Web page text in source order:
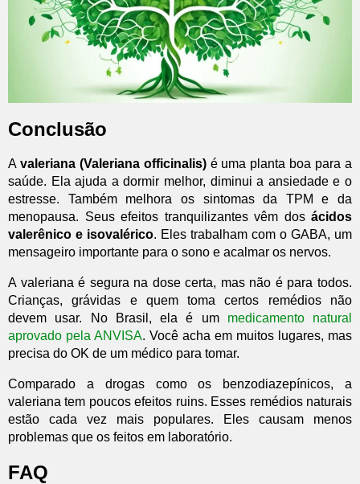
Conclusão
A valeriana (Valeriana officinalis)é uma planta boa para a
saúde. Ela ajuda a dormir melhor, diminui a ansiedade e o
estresse. Também melhora os sintomas da TPM e da
menopausa. Seus efeitos tranquilizantes vêm dos ácidos
valerênico e isovalérico. Eles trabalham com o GABA, um
mensageiro importante para o sono e acalmar os nervos.
A valeriana é segura na dose certa, mas não é para todos.
Crianças, grávidas e quem toma certos remédios não
devem usar. No Brasil, ela é um medicamento natural
aprovado pela ANVISA. Você acha em muitos lugares, mas
precisa do OK de um médico para tomar.
Comparado a drogas como os benzodiazepínicos, a
valeriana tem poucos efeitos ruins. Esses remédios naturais
estão cada vez mais populares. Eles causam menos
problemas que os feitos em laboratório.
FAQ